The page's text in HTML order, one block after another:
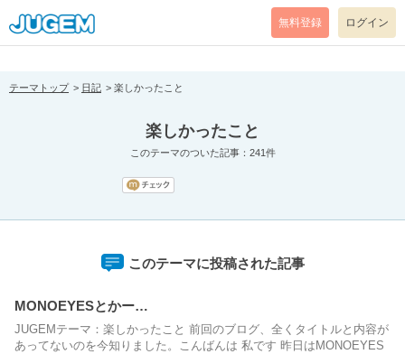
[pear_error: message="Success" code=0 mode=return level=notice
prefix="" info=""]
無料登録 ログイン
テーマトップ 日記 楽しかったこと
楽しかったこと
このテーマのついた記事：241件
このテーマに投稿された記事
MONOEYESとかー…
JUGEMテーマ：楽しかったこと 前回のブログ、全くタイトルと内容が
あってないのを今知りました。こんばんは 私です 昨日はMONOEYES